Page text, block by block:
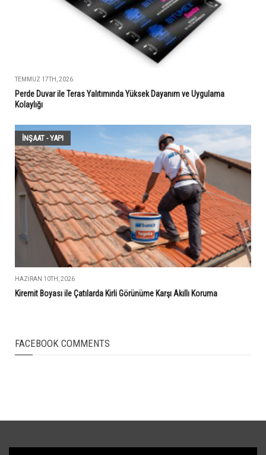
TEMMUZ 17TH, 2026
Perde Duvar ile Teras Yalıtımında Yüksek Dayanım ve Uygulama
Kolaylığı
İNŞAAT - YAPI
HAZIRAN 10TH, 2026
Kiremit Boyası ile Çatılarda Kirli Görünüme Karşı Akıllı Koruma
FACEBOOK COMMENTS